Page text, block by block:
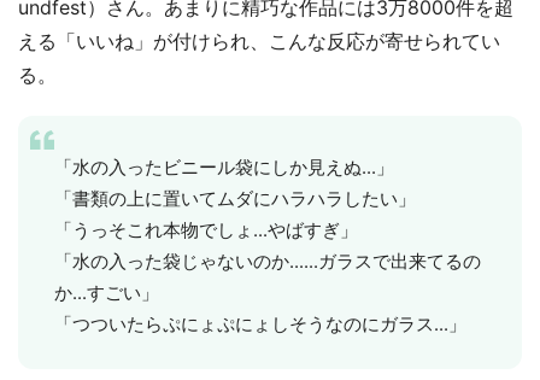
undfest）さん。あまりに精巧な作品には3万8000件を超
える「いいね」が付けられ、こんな反応が寄せられてい
る。
「水の入ったビニール袋にしか見えぬ...」
「書類の上に置いてムダにハラハラしたい」
「うっそこれ本物でしょ...やばすぎ」
「水の入った袋じゃないのか......ガラスで出来てるの
か...すごい」
「つついたらぷにょぷにょしそうなのにガラス...」